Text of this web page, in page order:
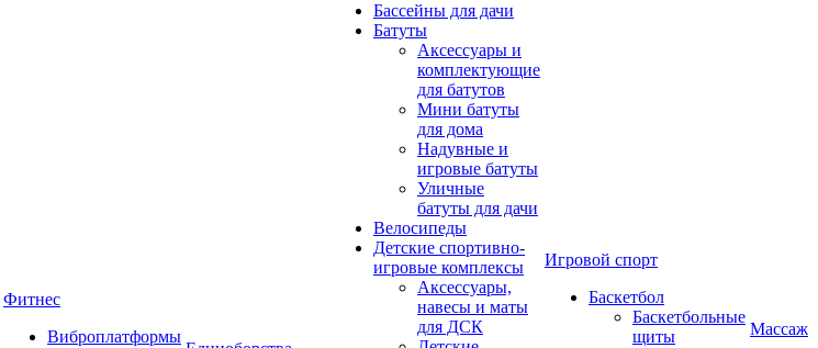
Фитнес
Виброплатформы
Бассейны для дачи
Батуты
Аксессуары и
комплектующие
для батутов
Мини батуты
для дома
Надувные и
игровые батуты
Уличные
батуты для дачи
Велосипеды
Детские спортивно-
игровые комплексы
Аксессуары,
навесы и маты
для ДСК
Игровой спорт
Баскетбол
Баскетбольные
щиты
Массаж